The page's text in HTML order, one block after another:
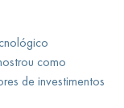
como
de investimentos